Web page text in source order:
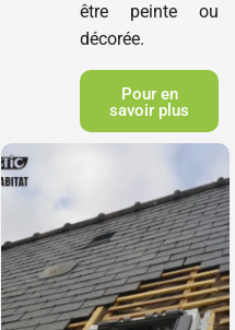
être peinte ou
décorée.
Pour en
savoir plus